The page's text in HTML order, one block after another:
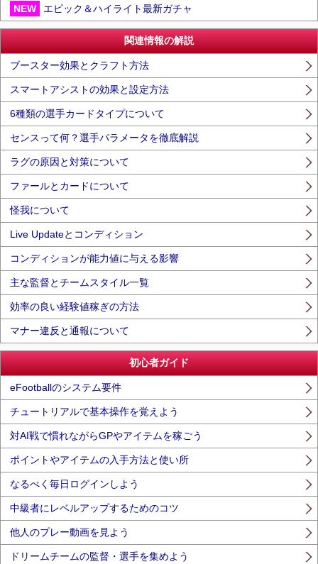
NEW エピック＆ハイライト最新ガチャ
関連情報の解説
ブースター効果とクラフト方法
スマートアシストの効果と設定方法
6種類の選手カードタイプについて
センスって何？選手パラメータを徹底解説
ラグの原因と対策について
ファールとカードについて
怪我について
Live Updateとコンディション
コンディションが能力値に与える影響
主な監督とチームスタイル一覧
効率の良い経験値稼ぎの方法
マナー違反と通報について
初心者ガイド
eFootballのシステム要件
チュートリアルで基本操作を覚えよう
対AI戦で慣れながらGPやアイテムを稼ごう
ポイントやアイテムの入手方法と使い所
なるべく毎日ログインしよう
中級者にレベルアップするためのコツ
他人のプレー動画を見よう
ドリームチームの監督・選手を集めよう